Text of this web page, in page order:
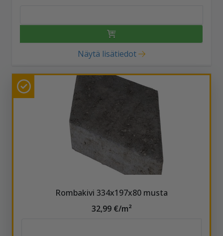
Näytä lisätiedot
Rombakivi 334x197x80 musta
32,99 €/m²